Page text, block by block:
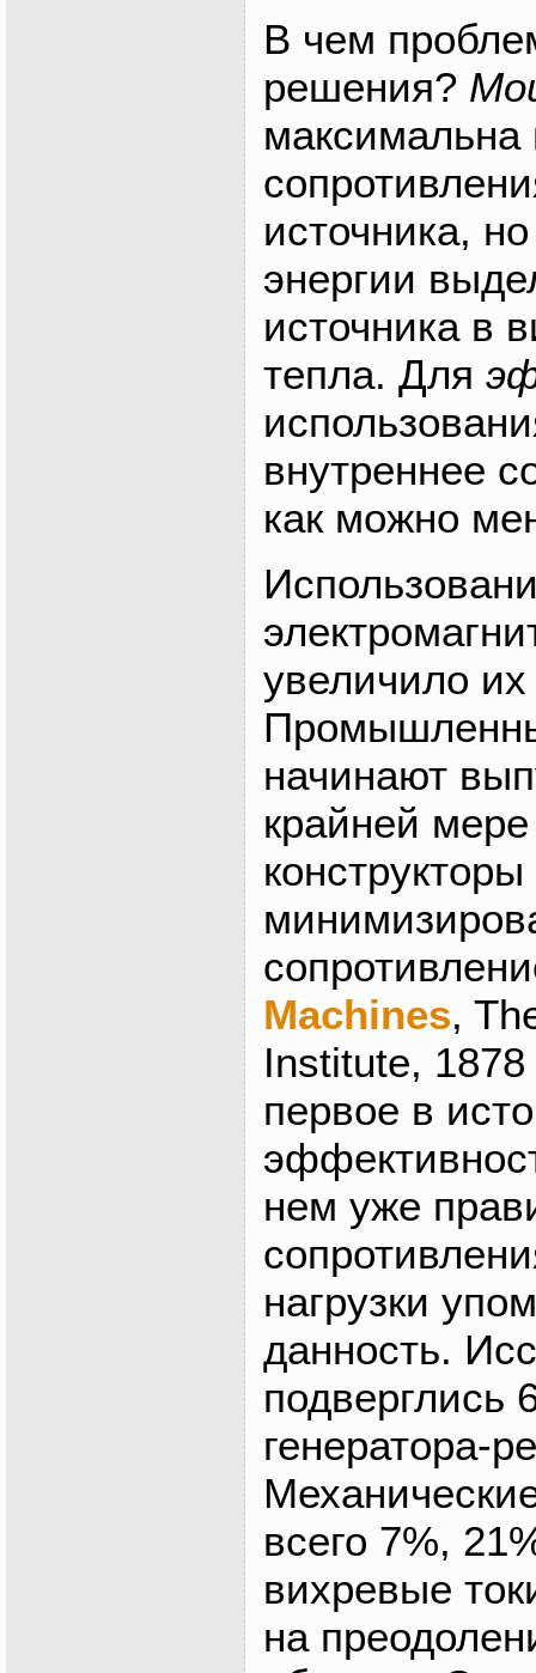
В чем
решения?
максимальна
источника,
энергии
источника в
тепла. Для
внутреннее
как можно
увеличило
начинают
крайней
Machines,
Institute,
первое в
нем уже
нагрузки
данность.
подверглись
генератора-
всего 7%,
вихревые
на